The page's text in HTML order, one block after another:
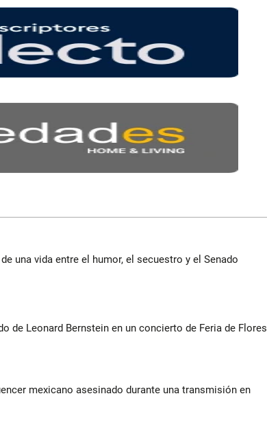
una vida entre el humor, el secuestro y el Senado
de Leonard Bernstein en un concierto de Feria de Flores
mexicano asesinado durante una transmisión en